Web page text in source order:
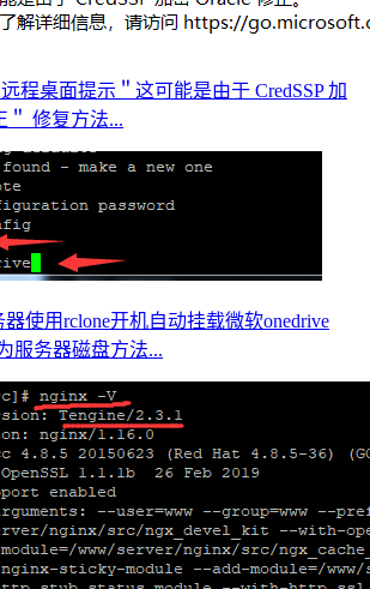
程桌面提示＂这可能是由于 CredSSP 加
＂ 修复方法...
使用rclone开机自动挂载微软onedrive
服务器磁盘方法...